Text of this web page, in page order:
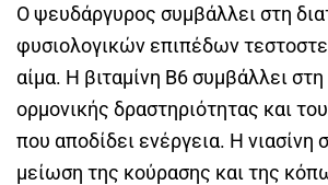
Ο ψευδάργυρος συμβάλλει στη
φυσιολογικών επιπέδων
αίμα. Η βιταμίνη Β6 συμβάλλει
ορμονικής δραστηριότητας και
που αποδίδει ενέργεια. Η νιασίνη
μείωση της κούρασης και της